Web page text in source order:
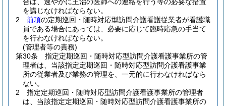
を講じなければならない。
2
前項の定期巡回・随時対応型訪問介護看護従業者が看護職
員である場合にあっては、必要に応じて臨時応急の手当て
を行わなければならない。
(管理者等の責務)
第30条
指定定期巡回・随時対応型訪問介護看護事業所の管
理者は、当該指定定期巡回・随時対応型訪問介護看護事業
所の従業者及び業務の管理を、一元的に行わなければなら
ない。
2
指定定期巡回・随時対応型訪問介護看護事業所の管理者
は、当該指定定期巡回・随時対応型訪問介護看護事業所の